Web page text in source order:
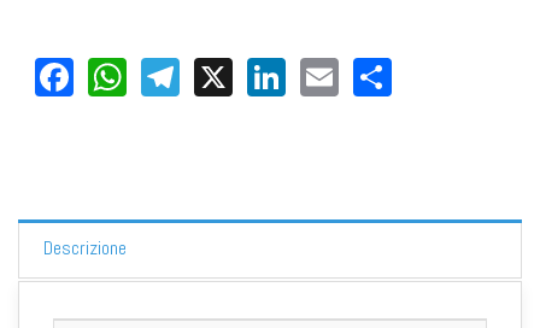
Facebook
WhatsApp
Telegram
X LinkedIn
Email
Descrizione